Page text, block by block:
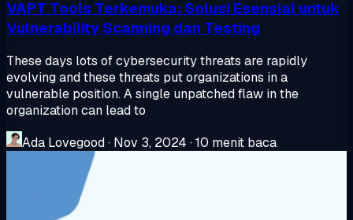
VAPT Tools Terkemuka: Solusi Esensial untuk
Vulnerability Scanning dan Testing
These days lots of cybersecurity threats are rapidly
evolving and these threats put organizations in a
vulnerable position. A single unpatched flaw in the
organization can lead to
Ada Lovegood· Nov 3, 2024 ·10 menit baca